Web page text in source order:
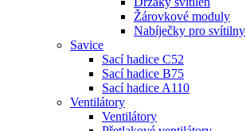
Žárovkové moduly
Nabíječky pro svítilny
Savice
Sací hadice C52
Sací hadice B75
Sací hadice A110
Ventilátory
Ventilátory